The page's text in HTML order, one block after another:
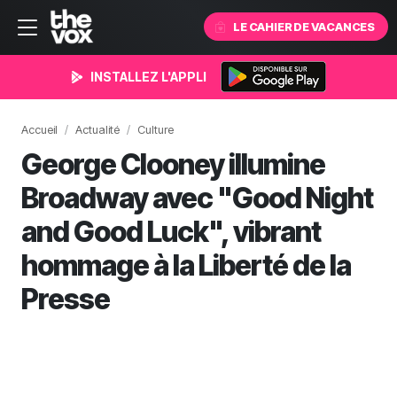
LE CAHIER DE VACANCES
INSTALLEZ L'APPLI
Accueil Actualité Culture
George Clooney illumine
Broadway avec "Good Night
and Good Luck", vibrant
hommage à la Liberté de la
Presse